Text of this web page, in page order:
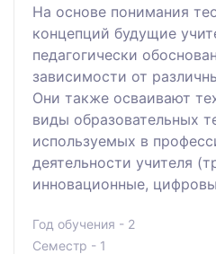
На основе понимания
концепций будущие
педагогически
зависимости от
Они также осваивают
виды образовательных
используемых в
деятельности учителя
инновационные,
Год обучения - 2
Семестр - 1